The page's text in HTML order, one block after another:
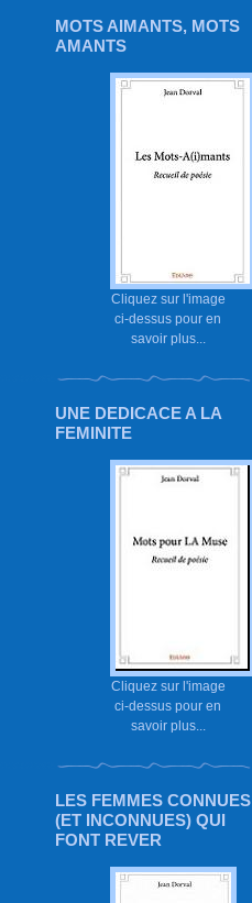
MOTS AIMANTS, MOTS
AMANTS
Cliquez sur l'image
ci-dessus pour en
savoir plus...
UNE DEDICACE A LA
FEMINITE
Cliquez sur l'image
ci-dessus pour en
savoir plus...
LES FEMMES CONNUES
(ET INCONNUES) QUI
FONT REVER